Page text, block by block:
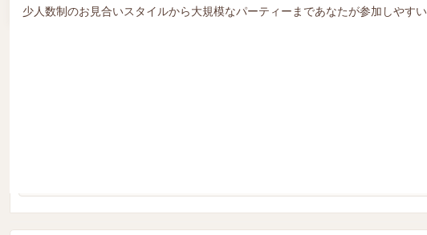
少人数制のお見合いスタイルから大規模なパーティーまであなたが参加しやす
NOZZE千葉の夏のビックイベントです！九十九里でビール片手に蛤を焼いて